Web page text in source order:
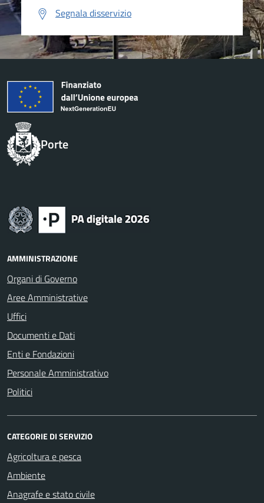
Segnala disservizio
Porte
AMMINISTRAZIONE
Organi di Governo
Aree Amministrative
Uffici
Documenti e Dati
Enti e Fondazioni
Personale Amministrativo
Politici
CATEGORIE DI SERVIZIO
Agricoltura e pesca
Ambiente
Anagrafe e stato civile